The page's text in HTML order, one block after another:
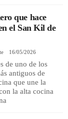
que hace
el San Kil de
16/05/2026
de uno de los
antiguos de
que une la
la alta cocina